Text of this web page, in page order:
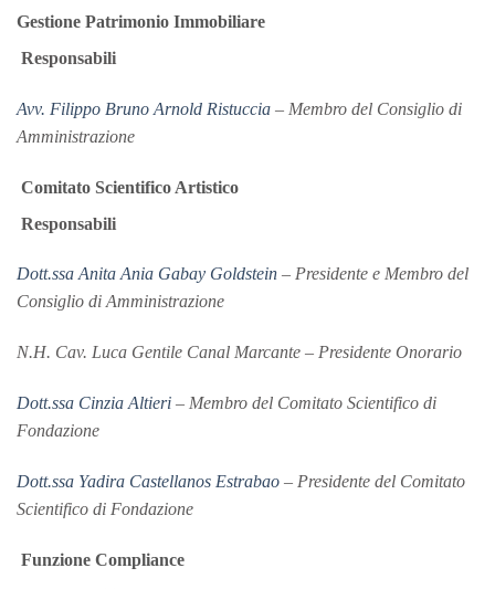
Gestione Patrimonio Immobiliare
Responsabili
Avv. Filippo Bruno Arnold Ristuccia – Membro del Consiglio di
Amministrazione
Comitato Scientifico Artistico
Responsabili
Dott.ssa Anita Ania Gabay Goldstein – Presidente e Membro del
Consiglio di Amministrazione
N.H. Cav. Luca Gentile Canal Marcante – Presidente Onorario
Dott.ssa Cinzia Altieri – Membro del Comitato Scientifico di
Fondazione
Dott.ssa Yadira Castellanos Estrabao – Presidente del Comitato
Scientifico di Fondazione
Funzione Compliance